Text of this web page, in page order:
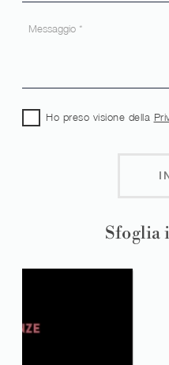
Sfoglia
Ho preso visione della